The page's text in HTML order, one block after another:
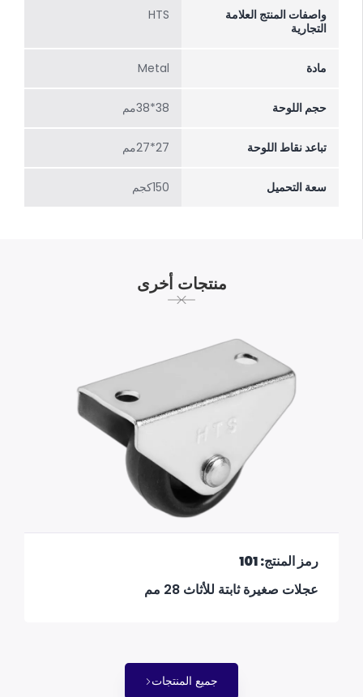
واصفات المنتج العلامة
التجارية
HTS
مادة Metal
حجم اللوحة 38*38مم
تباعد نقاط اللوحة 27*27مم
سعة التحميل 150كجم
منتجات أخرى
رمز المنتج: 101
عجلات صغيرة ثابتة للأثاث 28 مم
جميع المنتجات